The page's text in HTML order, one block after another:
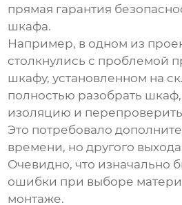
прямая гарантия
шкафа.
Например, в одном из
столкнулись с проблемой
шкафу, установленном на
полностью разобрать
изоляцию и
Это потребовало
времени, но другого
Очевидно, что изначально
ошибки при выборе
монтаже.